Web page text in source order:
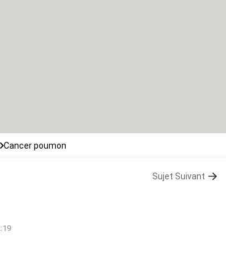
Cancer poumon
Sujet Suivant